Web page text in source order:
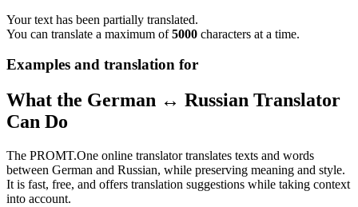
Your text has been partially translated.
You can translate a maximum of5000 characters at a time.
Examples and translation for
What the German ↔ Russian Translator
Can Do
The PROMT.One online translator translates texts and words
between German and Russian, while preserving meaning and style.
It is fast, free, and offers translation suggestions while taking context
into account.